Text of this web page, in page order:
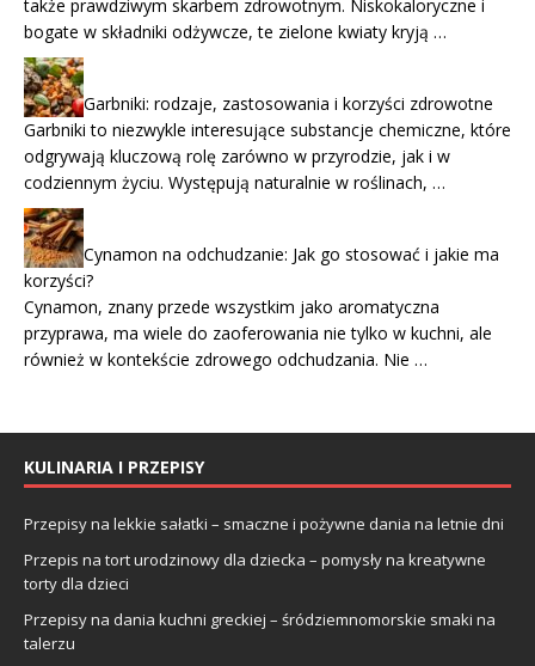
także prawdziwym skarbem zdrowotnym. Niskokaloryczne i
bogate w składniki odżywcze, te zielone kwiaty kryją …
Garbniki: rodzaje, zastosowania i korzyści zdrowotne
Garbniki to niezwykle interesujące substancje chemiczne, które
odgrywają kluczową rolę zarówno w przyrodzie, jak i w
codziennym życiu. Występują naturalnie w roślinach, …
Cynamon na odchudzanie: Jak go stosować i jakie ma
korzyści?
Cynamon, znany przede wszystkim jako aromatyczna
przyprawa, ma wiele do zaoferowania nie tylko w kuchni, ale
również w kontekście zdrowego odchudzania. Nie …
KULINARIA I PRZEPISY
Przepisy na lekkie sałatki – smaczne i pożywne dania na letnie dni
Przepis na tort urodzinowy dla dziecka – pomysły na kreatywne
torty dla dzieci
Przepisy na dania kuchni greckiej – śródziemnomorskie smaki na
talerzu